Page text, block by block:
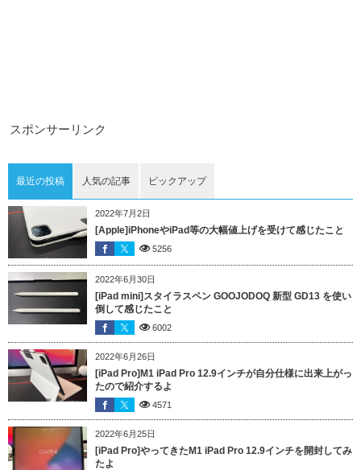
スポンサーリンク
最近の投稿 人気の記事 ピックアップ
2022年7月2日
[Apple]iPhoneやiPad等の大幅値上げを受けて感じたこと
5256
2022年6月30日
[iPad mini]スタイラスペン GOOJODOQ 新型 GD13 を使い
倒して感じたこと
6002
2022年6月26日
[iPad Pro]M1 iPad Pro 12.9インチが自分仕様に出来上がっ
たので紹介するよ
4571
2022年6月25日
[iPad Pro]やってきたM1 iPad Pro 12.9インチを開封してみ
たよ